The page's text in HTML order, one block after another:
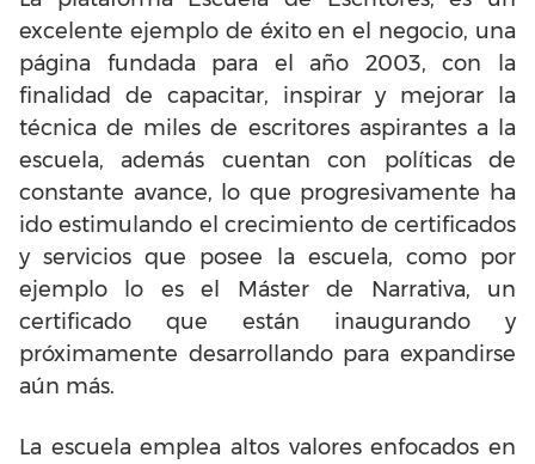
excelente ejemplo de éxito en el negocio, una
página fundada para el año 2003, con la
finalidad de capacitar, inspirar y mejorar la
técnica de miles de escritores aspirantes a la
escuela, además cuentan con políticas de
constante avance, lo que progresivamente ha
ido estimulando el crecimiento de certificados
y servicios que posee la escuela, como por
ejemplo lo es el Máster de Narrativa, un
certificado que están inaugurando y
próximamente desarrollando para expandirse
aún más.
La escuela emplea altos valores enfocados en